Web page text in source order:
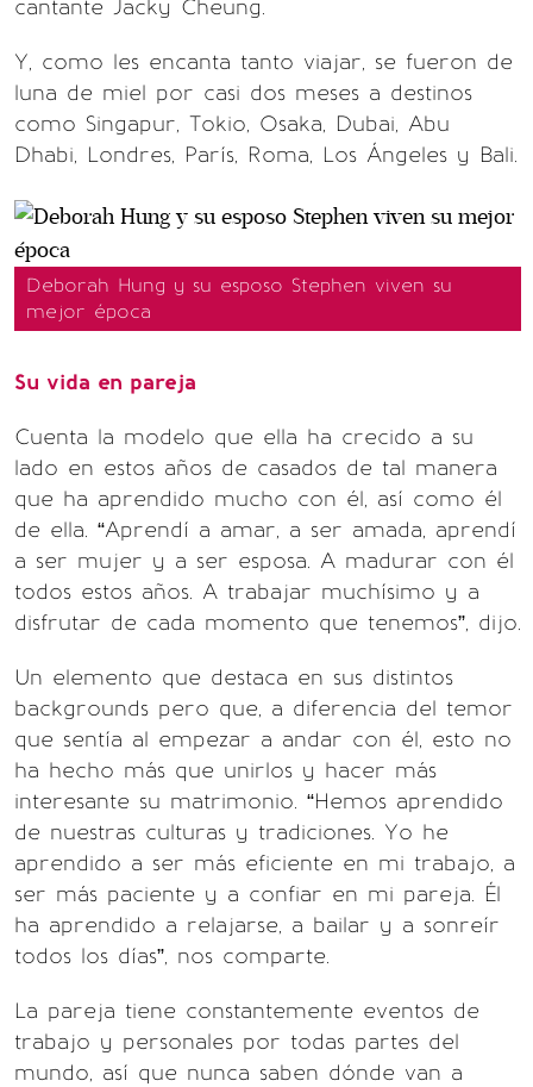
cantante Jacky Cheung.
Y, como les encanta tanto viajar, se fueron de
luna de miel por casi dos meses a destinos
como Singapur, Tokio, Osaka, Dubai, Abu
Dhabi, Londres, París, Roma, Los Ángeles y Bali.
Deborah Hung y su esposo Stephen viven su
mejor época
Su vida en pareja
Cuenta la modelo que ella ha crecido a su
lado en estos años de casados de tal manera
que ha aprendido mucho con él, así como él
de ella. “Aprendí a amar, a ser amada, aprendí
a ser mujer y a ser esposa. A madurar con él
todos estos años. A trabajar muchísimo y a
disfrutar de cada momento que tenemos”, dijo.
Un elemento que destaca en sus distintos
backgrounds pero que, a diferencia del temor
que sentía al empezar a andar con él, esto no
ha hecho más que unirlos y hacer más
interesante su matrimonio. “Hemos aprendido
de nuestras culturas y tradiciones. Yo he
aprendido a ser más eficiente en mi trabajo, a
ser más paciente y a confiar en mi pareja. Él
ha aprendido a relajarse, a bailar y a sonreír
todos los días”, nos comparte.
La pareja tiene constantemente eventos de
trabajo y personales por todas partes del
mundo, así que nunca saben dónde van a